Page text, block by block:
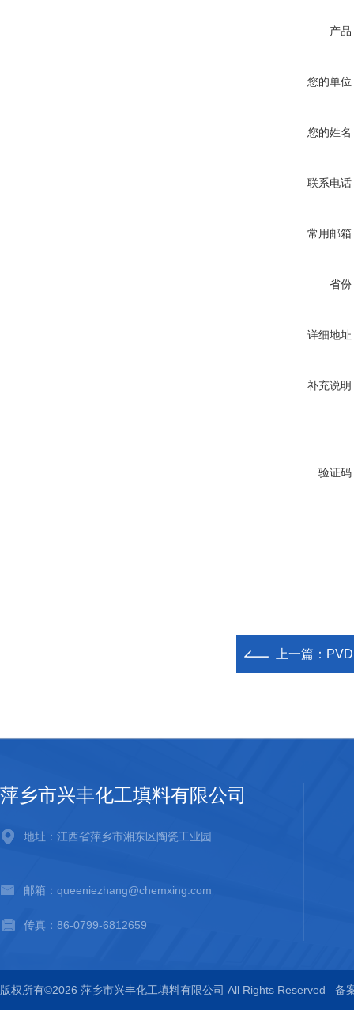
产品
您的单位
您的姓名
联系电话
常用邮箱
省份
详细地址
补充说明
验证码
上一篇：
萍乡市兴丰化工填料有限公司
地址：江西省萍乡市湘东区陶瓷工业园
邮箱：queeniezhang@chemxing.com
传真：86-0799-6812659
版权所有©2026 萍乡市兴丰化工填料有限公司 All Rights Reserved 备